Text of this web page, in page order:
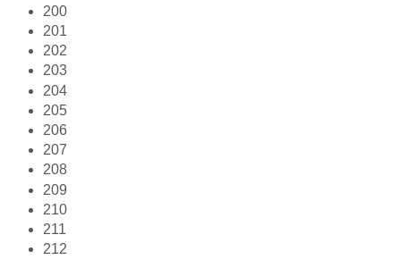
200
201
202
203
204
205
206
207
208
209
210
211
212